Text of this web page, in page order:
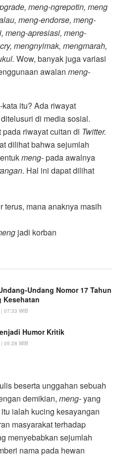
meng-ngrepotin, meng
meng-endorse, meng-
meng-apresiasi, meng-
mengnyimak, mengmarah,
Wow, banyak juga variasi
awalan meng-
itu? Ada riwayat
di media sosial.
riwayat cuitan di Twitter.
dilihat bahwa sejumlah
meng-pada awalnya
. Hal ini dapat dilihat
terus, mana anaknya masih
jadi korban
Undang Nomor 17 Tahun
Kesehatan
07:33 WIB
Humor Kritik
05:28 WIB
beserta unggahan sebuah
demikian, meng-yang
ialah kucing kesayangan
masyarakat terhadap
menyebabkan sejumlah
nama pada hewan